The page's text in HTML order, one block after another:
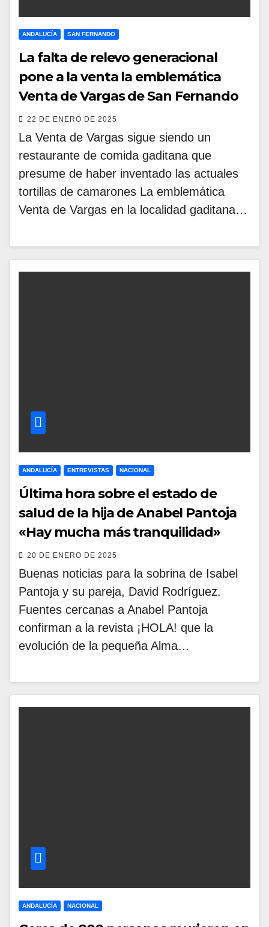
ANDALUCÍA SAN FERNANDO
La falta de relevo generacional
pone a la venta la emblemática
Venta de Vargas de San Fernando
22 DE ENERO DE 2025
La Venta de Vargas sigue siendo un
restaurante de comida gaditana que
presume de haber inventado las actuales
tortillas de camarones La emblemática
Venta de Vargas en la localidad gaditana…
ANDALUCÍA ENTREVISTAS NACIONAL
Última hora sobre el estado de
salud de la hija de Anabel Pantoja
«Hay mucha más tranquilidad»
20 DE ENERO DE 2025
Buenas noticias para la sobrina de Isabel
Pantoja y su pareja, David Rodríguez.
Fuentes cercanas a Anabel Pantoja
confirman a la revista ¡HOLA! que la
evolución de la pequeña Alma…
ANDALUCÍA NACIONAL